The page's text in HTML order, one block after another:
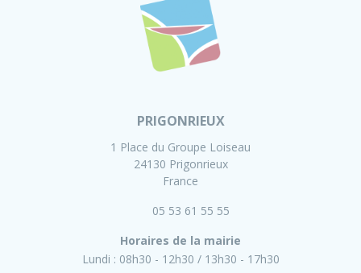
PRIGONRIEUX
1 Place du Groupe Loiseau
24130 Prigonrieux
France
05 53 61 55 55
Horaires de la mairie
Lundi : 08h30 - 12h30
13h30 - 17h30